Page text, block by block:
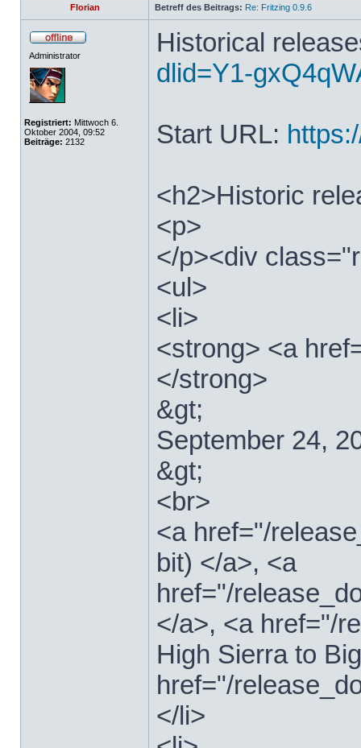
Florian Betreff des Beitrags: Re: Fritzing 0.9.6
Administrator
Registriert: Mittwoch 6.
Oktober 2004, 09:52
Beiträge: 2132
Historical
dlid=Y1-
Start URL:
<h2>Historic
<p>
</p><div
<ul>
<li>
<strong> <a
</strong>
&gt;
September 24,
&gt;
<br>
<a href="/
bit) </a>, <a
href="/
</a>, <a href="/
High Sierra to
href="/
</li>